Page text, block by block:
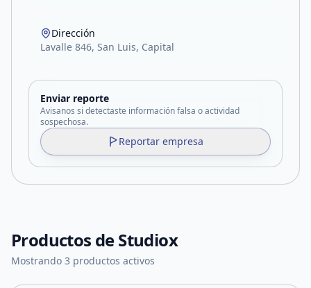
Dirección
Lavalle 846, San Luis, Capital
Enviar reporte
Avisanos si detectaste información falsa o actividad
sospechosa.
Reportar empresa
Productos deStudiox
Mostrando 3 productos activos